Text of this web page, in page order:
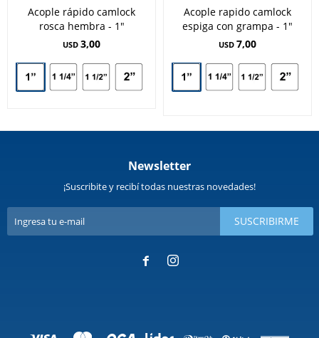
Acople rápido camlock
rosca hembra - 1"
USD 3,00
Acople rapido camlock
espiga con grampa - 1"
USD 7,00
Newsletter
¡Suscribite y recibí todas nuestras novedades!
SUSCRIBIRME
 